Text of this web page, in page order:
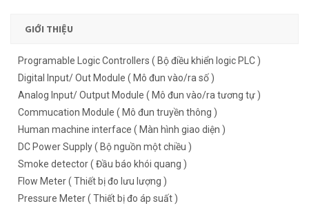
GIỚI THIỆU
Programable Logic Controllers ( Bộ điều khiển logic PLC )
Digital Input/ Out Module ( Mô đun vào/ra số )
Analog Input/ Output Module ( Mô đun vào/ra tương tự )
Commucation Module ( Mô đun truyền thông )
Human machine interface ( Màn hình giao diện )
DC Power Supply ( Bộ nguồn một chiều )
Smoke detector ( Đầu báo khói quang )
Flow Meter ( Thiết bị đo lưu lượng )
Pressure Meter ( Thiết bị đo áp suất )